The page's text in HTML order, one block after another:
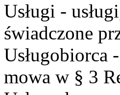
Usługi -
świadczone
Usługobiorca
mowa w § 3